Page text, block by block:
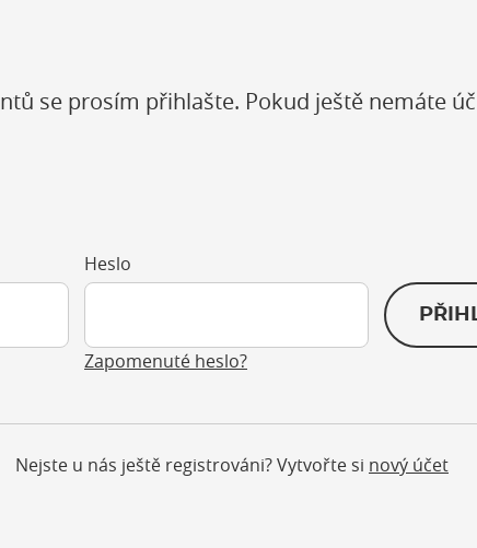
se prosím přihlašte. Pokud ještě nemáte
Heslo
Zapomenuté heslo?
Nejste u nás ještě registrováni? Vytvořte si nový účet